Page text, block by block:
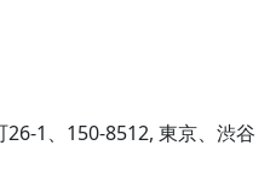
1、150-8512, 東京、渋谷